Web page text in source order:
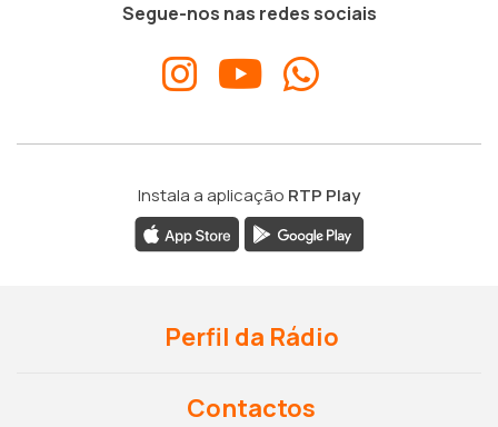
Segue-nos nas redes sociais
Instala a aplicação RTP Play
Perfil da Rádio
Contactos